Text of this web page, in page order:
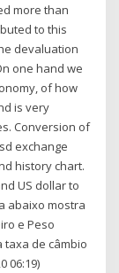
more than
to this
devaluation
one hand we
of how
is very
Conversion of
exchange
history chart.
US dollar to
abaixo mostra
e Peso
taxa de câmbio
06:19)